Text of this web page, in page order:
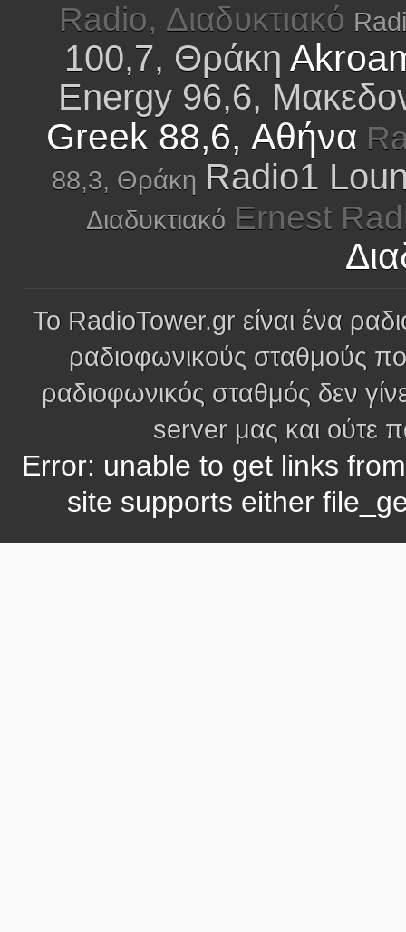
Radio, Διαδυκτιακό
100,7, Θράκη
Energy 96,6,
Greek 88,6, Αθήνα
88,3, Θράκη Radio1
Διαδυκτιακό Ernest
Το RadioTower.gr είναι ένα
ραδιοφωνικούς σταθμούς
ραδιοφωνικός σταθμός δεν
server μας και ούτε
Error: unable to get links
site supports either